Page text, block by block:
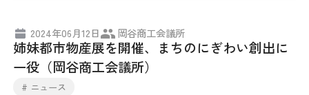
融資制度・補助金
会頭コメント
2024年06月12日 岡谷商工会議所
姉妹都市物産展を開催、まちのにぎわい創出に
一役（岡谷商工会議所）
# ニュース